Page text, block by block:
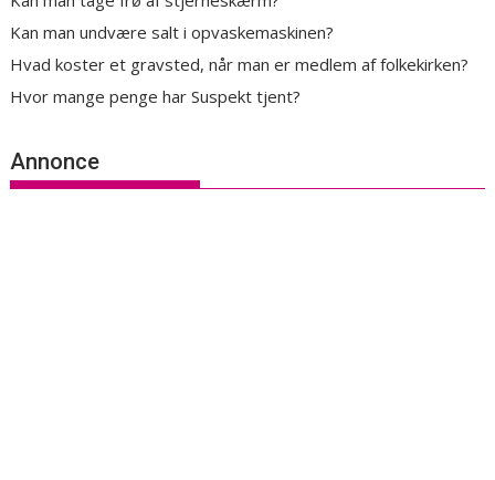
Kan man undvære salt i opvaskemaskinen?
Hvad koster et gravsted, når man er medlem af folkekirken?
Hvor mange penge har Suspekt tjent?
Annonce